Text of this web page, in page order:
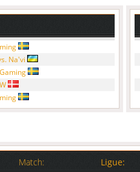
Na'vi
Match: Ligue: